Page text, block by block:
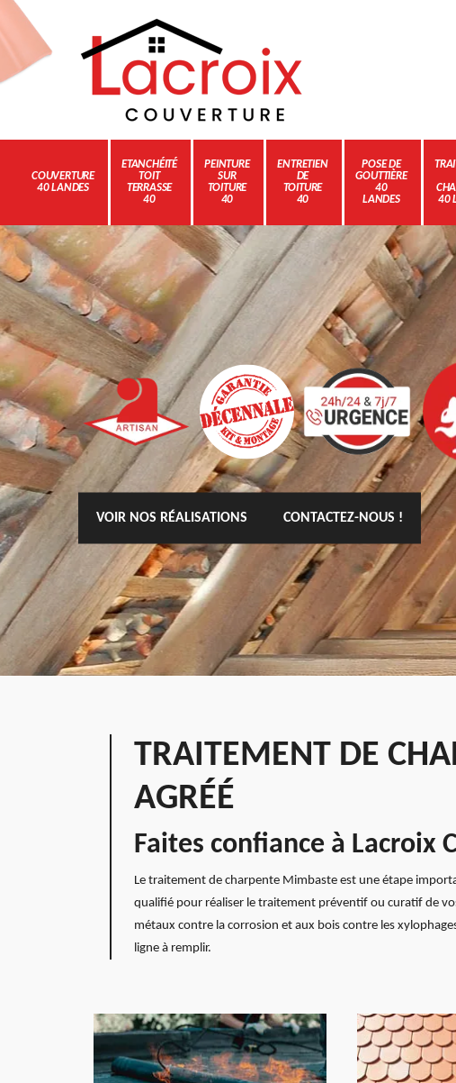
COUVERTURE
40 LANDES
ETANCHÉITÉ
TOIT
TERRASSE
40
PEINTURE
SUR
TOITURE
40
ENTRETIEN
DE
TOITURE
40
POSE DE
GOUTTIÈRE
40
LANDES
40
VOIR NOS RÉALISATIONS CONTACTEZ-NOUS !
TRAITEMENT DE
AGRÉÉ
Faites confiance à
Le traitement de charpente Mimbaste est une étape
qualifié pour réaliser le traitement préventif ou curatif de
métaux contre la corrosion et aux bois contre les
ligne à remplir.